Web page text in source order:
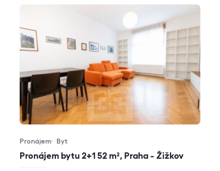
Pronájem bytu 2+1 52 m², Praha - Žižkov
Typ nabídky
Pronájem
Typ nemovitosti
Byt